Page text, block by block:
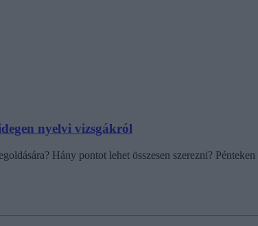
nyelvi vizsgákról
Hány pontot lehet összesen szerezni?